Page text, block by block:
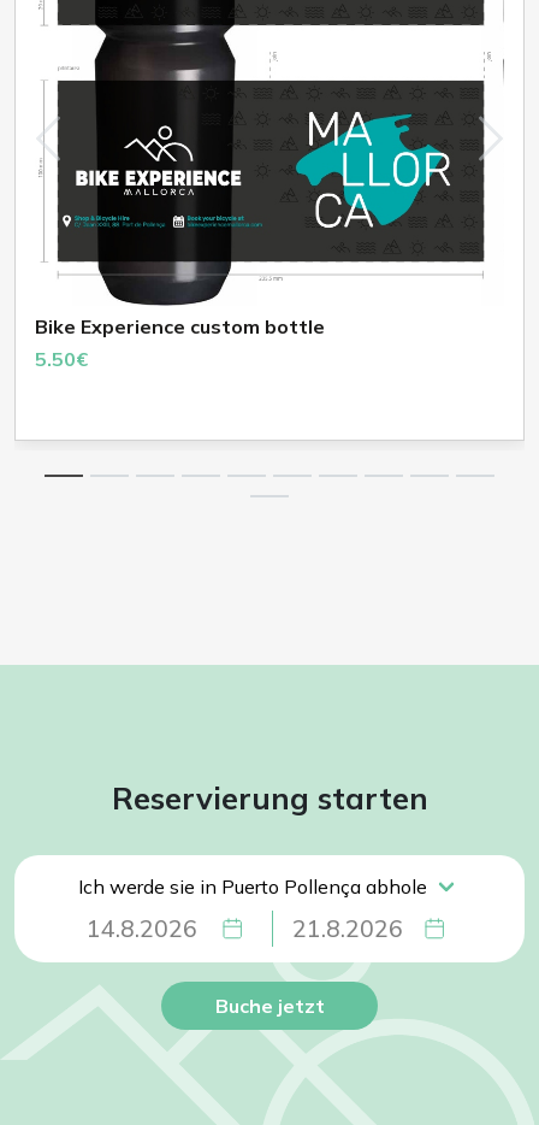
Bike Experience custom bottle
5.50€
Reservierung starten
Buche jetzt